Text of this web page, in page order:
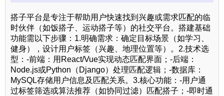
搭子平台是专注于帮助用户快速找到兴趣或需求匹配的临
时伙伴（如饭搭子、运动搭子等）的社交平台。搭建基础
功能需以下步骤：1.明确需求：确定目标场景（如学习、
健身），设计用户标签（兴趣、地理位置等）。2.技术选
型：-前端：用React/Vue实现动态匹配界面；-后端：
Node.js或Python（Django）处理匹配逻辑；-数据库：
MySQL存储用户信息及匹配关系。3.核心功能：-用户通
过标签筛选或算法推荐（如协同过滤）匹配搭子；-即时通